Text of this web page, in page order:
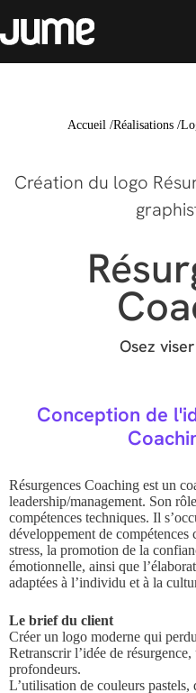
Accueil /Réalisations /
Création du logo
Osez
Conception de
Résurgences Coaching est un
leadership/management. Son
compétences techniques. Il
développement de compétences
stress, la promotion de la
émotionnelle, ainsi que
adaptées à l’individu et à la
Le brief du client
Créer un logo moderne qui
Retranscrir l’idée de
profondeurs.
L’utilisation de couleurs